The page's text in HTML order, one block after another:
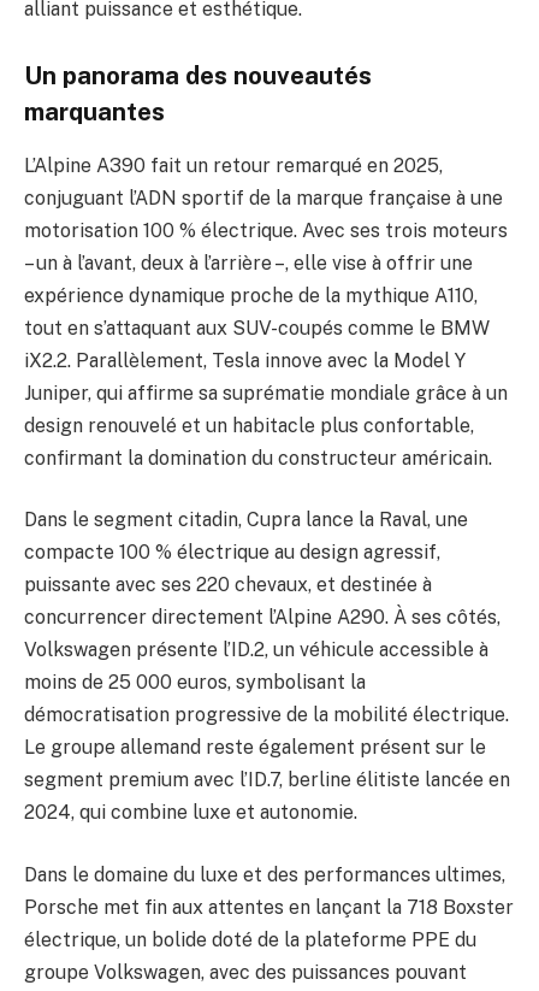
alliant puissance et esthétique.
Un panorama des nouveautés
marquantes
L’Alpine A390 fait un retour remarqué en 2025,
conjuguant l’ADN sportif de la marque française à une
motorisation 100 % électrique. Avec ses trois moteurs
– un à l’avant, deux à l’arrière –, elle vise à offrir une
expérience dynamique proche de la mythique A110,
tout en s’attaquant aux SUV-coupés comme le BMW
iX2.2. Parallèlement, Tesla innove avec la Model Y
Juniper, qui affirme sa suprématie mondiale grâce à un
design renouvelé et un habitacle plus confortable,
confirmant la domination du constructeur américain.
Dans le segment citadin, Cupra lance la Raval, une
compacte 100 % électrique au design agressif,
puissante avec ses 220 chevaux, et destinée à
concurrencer directement l’Alpine A290. À ses côtés,
Volkswagen présente l’ID.2, un véhicule accessible à
moins de 25 000 euros, symbolisant la
démocratisation progressive de la mobilité électrique.
Le groupe allemand reste également présent sur le
segment premium avec l’ID.7, berline élitiste lancée en
2024, qui combine luxe et autonomie.
Dans le domaine du luxe et des performances ultimes,
Porsche met fin aux attentes en lançant la 718 Boxster
électrique, un bolide doté de la plateforme PPE du
groupe Volkswagen, avec des puissances pouvant